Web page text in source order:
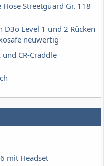
Hose Streetguard Gr. 118
D3o Level 1 und 2 Rücken
neuwertig
CR-Craddle
mit Headset